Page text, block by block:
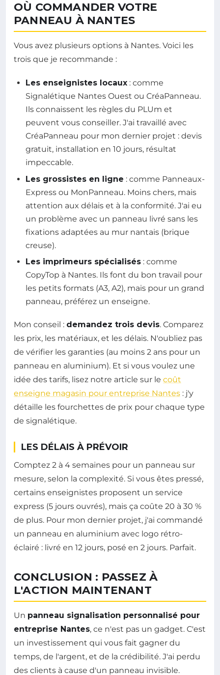
OÙ COMMANDER VOTRE
PANNEAU À NANTES
Vous avez plusieurs options à Nantes. Voici les
trois que je recommande :
Les enseignistes locaux : comme
Signalétique Nantes Ouest ou CréaPanneau.
Ils connaissent les règles du PLUm et
peuvent vous conseiller. J'ai travaillé avec
CréaPanneau pour mon dernier projet : devis
gratuit, installation en 10 jours, résultat
impeccable.
Les grossistes en ligne : comme Panneaux-
Express ou MonPanneau. Moins chers, mais
attention aux délais et à la conformité. J'ai eu
un problème avec un panneau livré sans les
fixations adaptées au mur nantais (brique
creuse).
Les imprimeurs spécialisés : comme
CopyTop à Nantes. Ils font du bon travail pour
les petits formats (A3, A2), mais pour un grand
panneau, préférez un enseigne.
Mon conseil : demandez trois devis. Comparez
les prix, les matériaux, et les délais. N'oubliez pas
de vérifier les garanties (au moins 2 ans pour un
panneau en aluminium). Et si vous voulez une
idée des tarifs, lisez notre article sur le coût
enseigne magasin pour entreprise Nantes : j'y
détaille les fourchettes de prix pour chaque type
de signalétique.
LES DÉLAIS À PRÉVOIR
Comptez 2 à 4 semaines pour un panneau sur
mesure, selon la complexité. Si vous êtes pressé,
certains enseignistes proposent un service
express (5 jours ouvrés), mais ça coûte 20 à 30 %
de plus. Pour mon dernier projet, j'ai commandé
un panneau en aluminium avec logo rétro-
éclairé : livré en 12 jours, posé en 2 jours. Parfait.
CONCLUSION : PASSEZ À
L'ACTION MAINTENANT
Un panneau signalisation personnalisé pour
entreprise Nantes, ce n'est pas un gadget. C'est
un investissement qui vous fait gagner du
temps, de l'argent, et de la crédibilité. J'ai perdu
des clients à cause d'un panneau invisible.